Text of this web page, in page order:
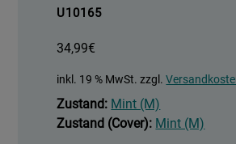
U10165
34,99€
inkl. 19 % MwSt. zzgl.
Zustand: Mint (M)
Zustand (Cover): Mint (M)